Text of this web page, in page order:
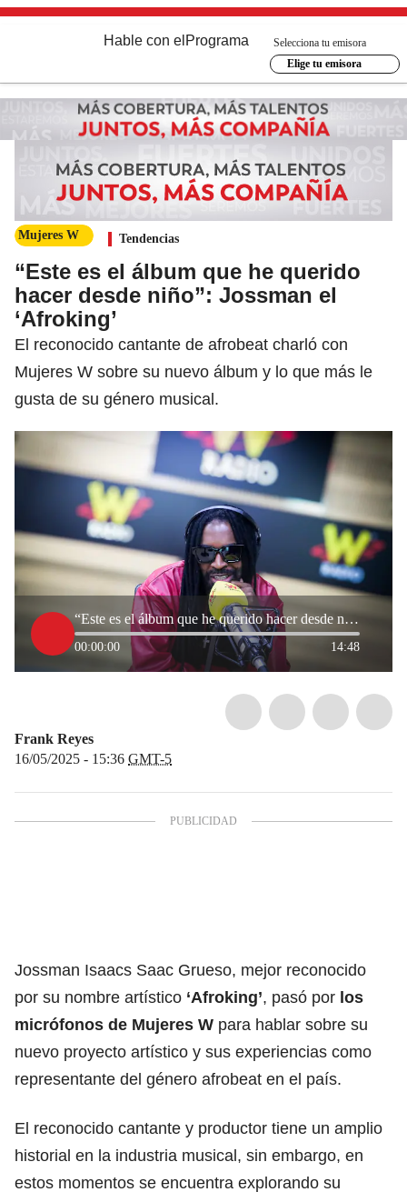
Hable con el Programa
Selecciona tu emisora
Elige tu emisora
Mujeres W Tendencias
“Este es el álbum que he querido
hacer desde niño”: Jossman el
‘Afroking’
El reconocido cantante de afrobeat charló con
Mujeres W sobre su nuevo álbum y lo que más le
gusta de su género musical.
“Este es el álbum que he querido hacer desde niño”: Jossman el ‘Afroking’
00:00:00 14:48
Frank Reyes
16/05/2025 - 15:36 GMT-5
Jossman Isaacs Saac Grueso, mejor reconocido
por su nombre artístico ‘Afroking’, pasó por los
micrófonos de Mujeres W para hablar sobre su
nuevo proyecto artístico y sus experiencias como
representante del género afrobeat en el país.
El reconocido cantante y productor tiene un amplio
historial en la industria musical, sin embargo, en
estos momentos se encuentra explorando su